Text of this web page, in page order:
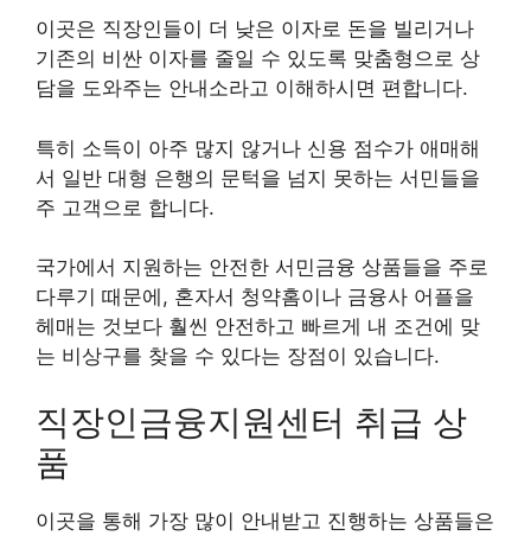
이곳은 직장인들이 더 낮은 이자로 돈을 빌리거나
기존의 비싼 이자를 줄일 수 있도록 맞춤형으로 상
담을 도와주는 안내소라고 이해하시면 편합니다.
특히 소득이 아주 많지 않거나 신용 점수가 애매해
서 일반 대형 은행의 문턱을 넘지 못하는 서민들을
주 고객으로 합니다.
국가에서 지원하는 안전한 서민금융 상품들을 주로
다루기 때문에, 혼자서 청약홈이나 금융사 어플을
헤매는 것보다 훨씬 안전하고 빠르게 내 조건에 맞
는 비상구를 찾을 수 있다는 장점이 있습니다.
직장인금융지원센터 취급 상
품
이곳을 통해 가장 많이 안내받고 진행하는 상품들은